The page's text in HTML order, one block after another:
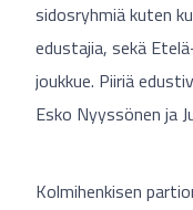
sidosryhmiä kuten
edustajia, sekä
joukkue. Piiriä
Esko Nyyssönen ja
Kolmihenkisen